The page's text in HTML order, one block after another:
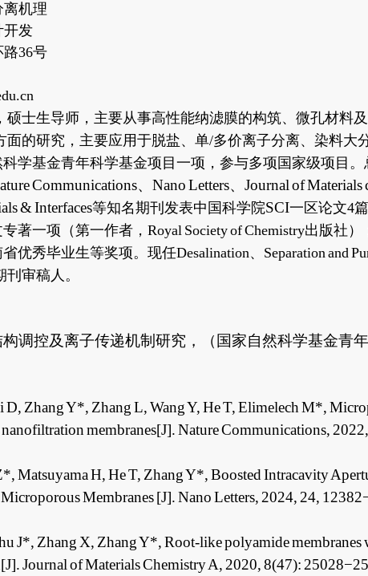
机理
开发
36号
硕士生导师，主要从事高性能纳滤膜的构筑、微孔材料及
的研究，主要应用于脱盐、单/多价离子分离、染料大
学基金青年科学基金项目一项，参与多项国家级项目
Communications、 Nano Letters、 Journal of Materials
& Interfaces等知名期刊发表中国科学院SCI一区论文4
著一项（第一作者， Royal Society of Chemistry出版社）
优秀毕业生等奖项。现任Desalination、 ‌Separation and
刊审稿人。
调控及离子传递机制研究，（国家自然科学基金青
D, Zhang Y*, Zhang L, Wang Y, He T, Elimelech M*,
membranes[J].Nature Communications,
Matsuyama H, He T, Zhang Y*, Boosted Intracavity
Membranes [J].Nano Letters, 2024, 24,
J*, Zhang X, Zhang Y*, Root-like polyamide membranes
Journal of Materials Chemistry A, 2020, 8(47):